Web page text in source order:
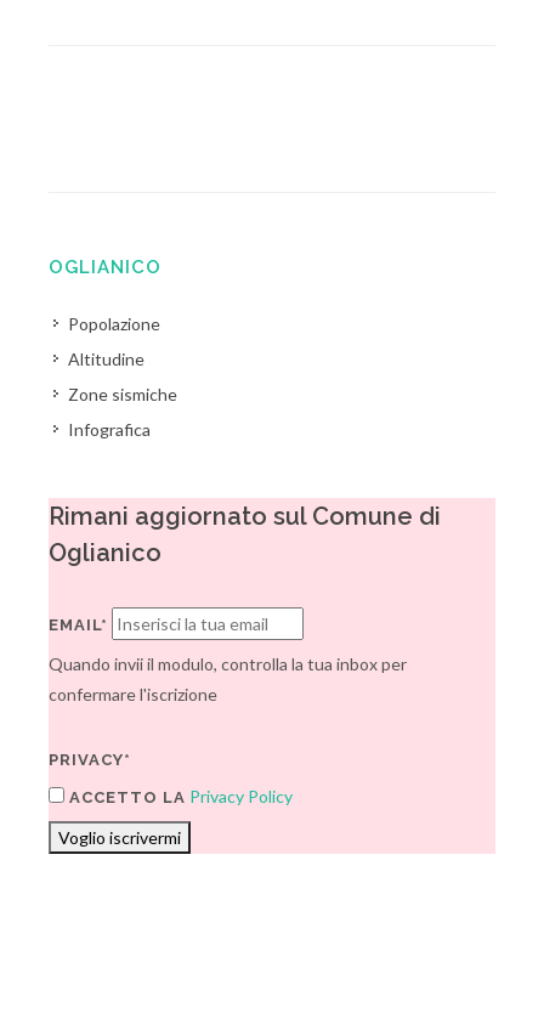
OGLIANICO
Popolazione
Altitudine
Zone sismiche
Infografica
Rimani aggiornato sul Comune di
Oglianico
EMAIL*
Quando invii il modulo, controlla la tua inbox per
confermare l'iscrizione
PRIVACY*
ACCETTO LA Privacy Policy
Voglio iscrivermi